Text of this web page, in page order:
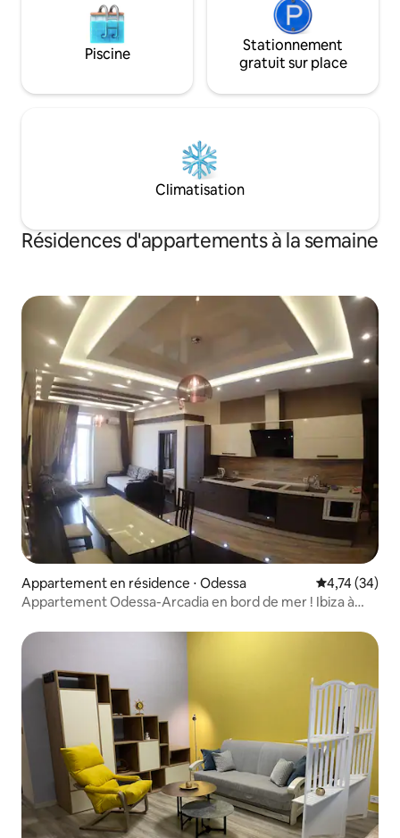
Piscine
Stationnement
gratuit sur place
Climatisation
Résidences d'appartements à la semaine
Appartement en résidence ⋅ Odessa Évaluation
4,74 (34)
Appartement Odessa-Arcadia en bord de mer ! Ibiza à